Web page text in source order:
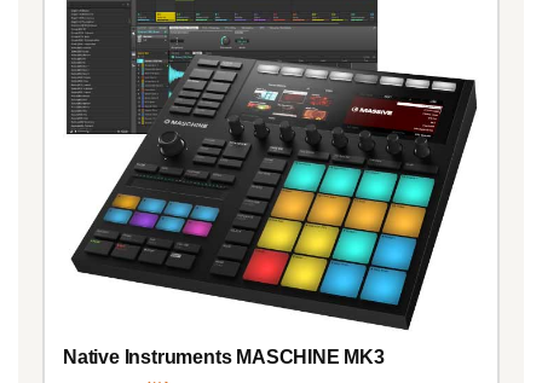
Native Instruments MASCHINE MK3